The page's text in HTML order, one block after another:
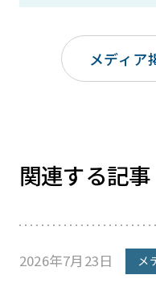
メディア
関連する記事
2026年7月23日 メ